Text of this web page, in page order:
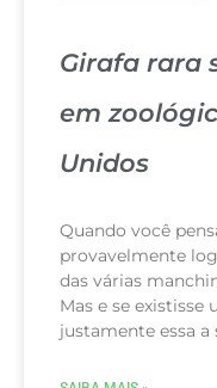
Girafa rara
em
Unidos
Quando você
provavelmente
das várias
Mas e se existisse
justamente essa a